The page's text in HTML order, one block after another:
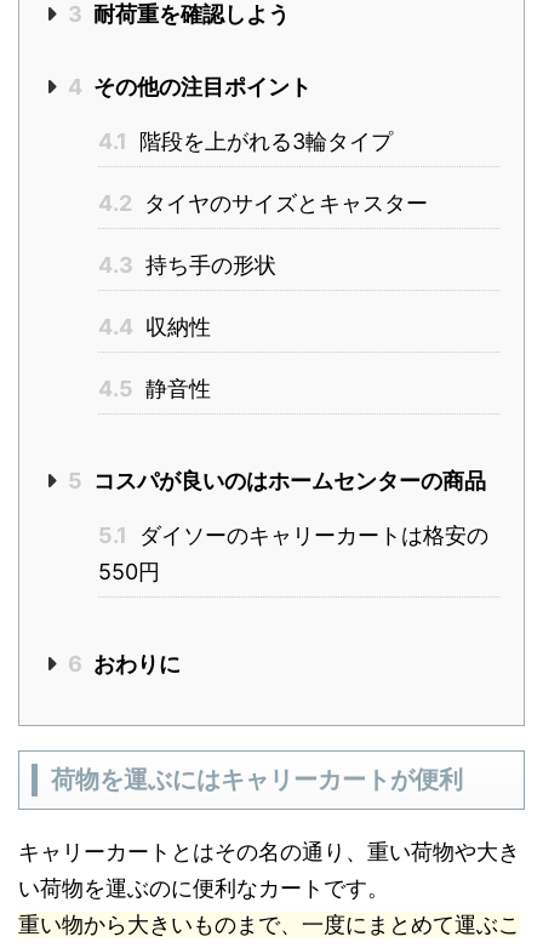
3 耐荷重を確認しよう
4 その他の注目ポイント
4.1 階段を上がれる3輪タイプ
4.2 タイヤのサイズとキャスター
4.3 持ち手の形状
4.4 収納性
4.5 静音性
5 コスパが良いのはホームセンターの商品
5.1
ダイソーのキャリーカートは格安の
550円
6 おわりに
荷物を運ぶにはキャリーカートが便利
キャリーカートとはその名の通り、重い荷物や大き
い荷物を運ぶのに便利なカートです。
重い物から大きいものまで、一度にまとめて運ぶこ